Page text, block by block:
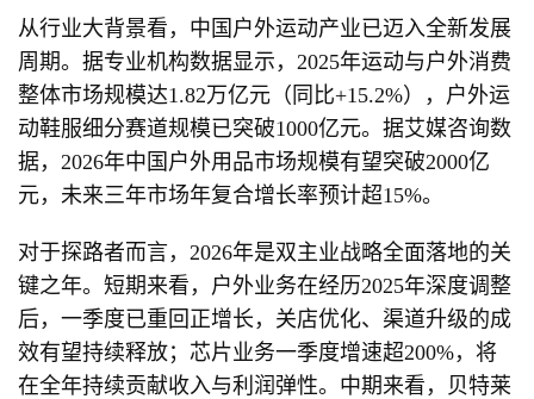
从行业大背景看，中国户外运动产业已迈入全新发展
周期。据专业机构数据显示，2025年运动与户外消费
整体市场规模达1.82万亿元（同比+15.2%），户外运
动鞋服细分赛道规模已突破1000亿元。据艾媒咨询数
据，2026年中国户外用品市场规模有望突破2000亿
元，未来三年市场年复合增长率预计超15%。
对于探路者而言，2026年是双主业战略全面落地的关
键之年。短期来看，户外业务在经历2025年深度调整
后，一季度已重回正增长，关店优化、渠道升级的成
效有望持续释放；芯片业务一季度增速超200%，将
在全年持续贡献收入与利润弹性。中期来看，贝特莱